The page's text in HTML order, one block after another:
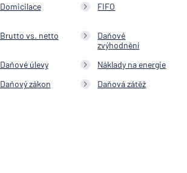
Domicilace FIFO
Brutto vs. netto
Daňové
zvýhodnění
Daňové úlevy
Náklady na energie
Daňový zákon Daňová zátěž